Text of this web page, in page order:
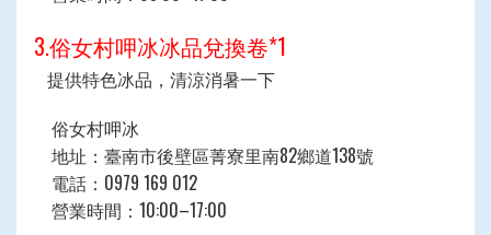
3.俗女村呷冰冰品兌換卷*1
提供特色冰品，清涼消暑一下
俗女村呷冰
地址：臺南市後壁區菁寮里南82鄉道138號
電話：0979 169 012
營業時間： 10:00–17:00